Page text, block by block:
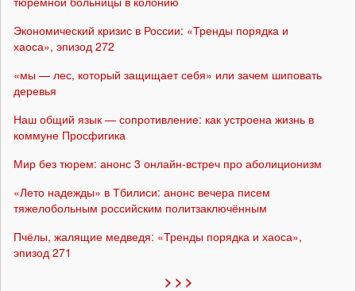
Экономический кризис в России: «Тренды порядка и
хаоса», эпизод 272
«мы — лес, который защищает себя» или зачем шиповать
деревья
Наш общий язык — сопротивление: как устроена жизнь в
коммуне Просфигика
Мир без тюрем: анонс 3 онлайн-встреч про аболиционизм
«Лето надежды» в Тбилиси: анонс вечера писем
тяжелобольным российским политзаключённым
Пчёлы, жалящие медведя: «Тренды порядка и хаоса»,
эпизод 271
> > >